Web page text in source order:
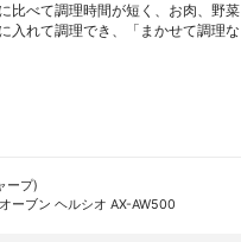
比べて調理時間が短く、お肉、野菜
入れて調理でき、「まかせて調理な
ープ)
ーブン ヘルシオ AX-AW500